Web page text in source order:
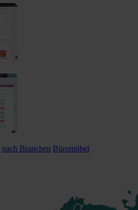
nach Branchen Büromöbel